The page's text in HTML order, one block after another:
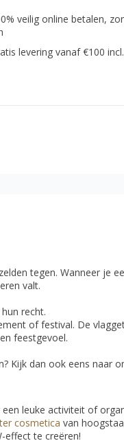
veilig online betalen,
levering vanaf €100
tegen. Wanneer je
valt.
recht.
of festival. De
feestgevoel.
Kijk dan ook eens naar
leuke activiteit of
cosmetica van
effect te creëren!